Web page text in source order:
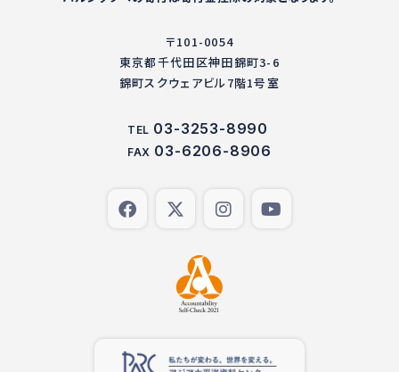
〒101-0054
東京都千代田区神田錦町3-6
錦町スクウェアビル7階1号室
TEL 03-3253-8990
FAX 03-6206-8906